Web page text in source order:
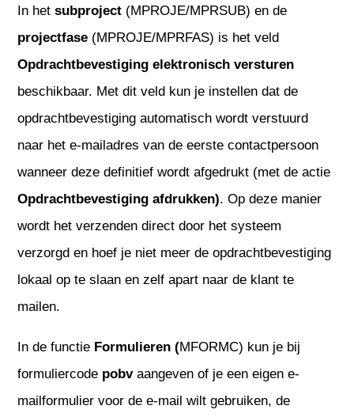
In hetsubproject (MPROJE/MPRSUB) en de
projectfase (MPROJE/MPRFAS) is het veld
Opdrachtbevestiging elektronisch versturen
beschikbaar. Met dit veld kun je instellen dat de
opdrachtbevestiging automatisch wordt verstuurd
naar het e-mailadres van de eerste contactpersoon
wanneer deze definitief wordt afgedrukt (met de actie
Opdrachtbevestiging afdrukken). Op deze manier
wordt het verzenden direct door het systeem
verzorgd en hoef je niet meer de opdrachtbevestiging
lokaal op te slaan en zelf apart naar de klant te
mailen.
In de functie Formulieren (MFORMC) kun je bij
formuliercode pobvaangeven of je een eigen e-
mailformulier voor de e-mail wilt gebruiken, de